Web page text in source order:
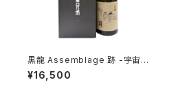
黒龍 Assemblage 跡 -宇宙兄
弟- 720ml
¥16,500